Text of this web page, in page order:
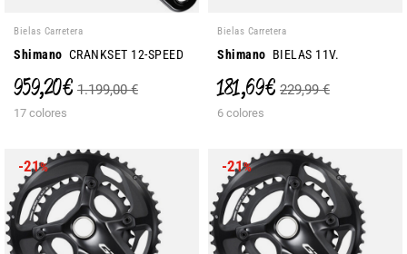
Bielas Carretera
Shimano CRANKSET 12-SPEED
959,20 € 1.199,00 €
17 colores
Bielas Carretera
Shimano BIELAS 11V.
181,69 € 229,99 €
6 colores
-21% -21%